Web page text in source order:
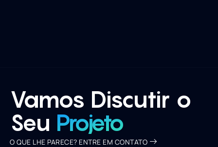
Vamos Discutir o
Seu Projeto
O QUE LHE PARECE? ENTRE EM CONTATO